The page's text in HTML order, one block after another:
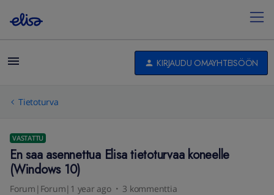
KIRJAUDU OMAYHTEISÖÖN
Tietoturva
VASTATTU
En saa asennettua Elisa tietoturvaa koneelle
(Windows 10)
Forum|Forum|1 year ago 3 kommenttia